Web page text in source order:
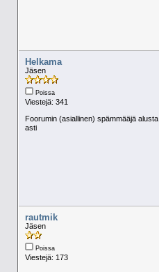
Helkama
Jäsen
Poissa
Viestejä: 341
Foorumin (asiallinen) spämmääjä alusta
asti
rautmik
Jäsen
Poissa
Viestejä: 173